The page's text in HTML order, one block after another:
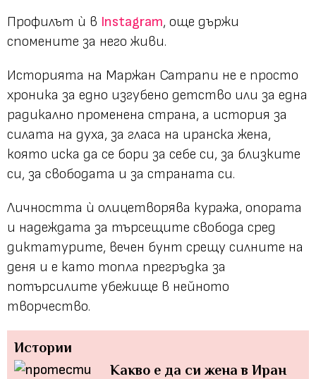
Профилът ѝ в Instagram, още държи
спомените за него живи.
Историята на Маржан Сатрапи не е просто
хроника за едно изгубено детство или за една
радикално променена страна, а история за
силата на духа, за гласа на иранска жена,
която иска да се бори за себе си, за близките
си, за свободата и за страната си.
Личността ѝ олицетворява куража, опората
и надеждата за търсещите свобода сред
диктатурите, вечен бунт срещу силните на
деня и е като топла прегръдка за
потърсилите убежище в нейното
творчество.
Истории
Какво е да си жена в Иран